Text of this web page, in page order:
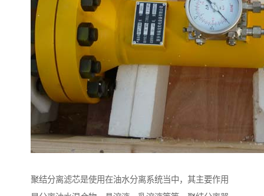
聚结分离滤芯是使用在油水分离系统当中，其主要作用